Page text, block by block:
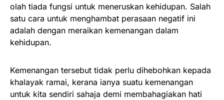
olah tiada fungsi untuk meneruskan kehidupan. Salah
satu cara untuk menghambat perasaan negatif ini
adalah dengan meraikan kemenangan dalam
kehidupan.
Kemenangan tersebut tidak perlu dihebohkan kepada
khalayak ramai, kerana ianya suatu kemenangan
untuk kita sendiri sahaja demi membahagiakan hati